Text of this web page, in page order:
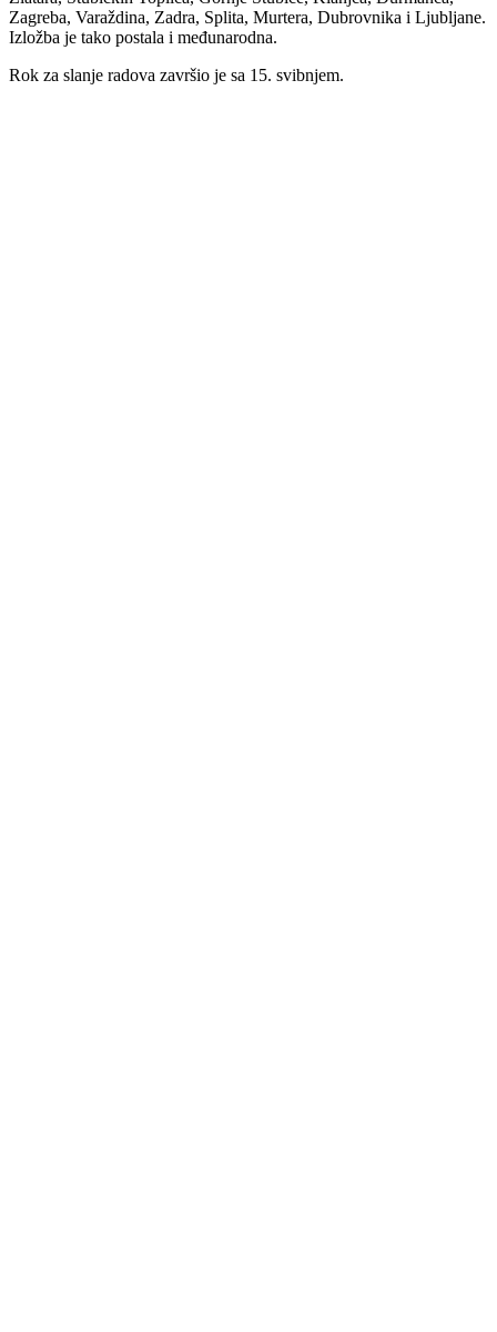
Zagreba, Varaždina, Zadra, Splita, Murtera, Dubrovnika i Ljubljane.
Izložba je tako postala i međunarodna.
Rok za slanje radova završio je sa 15. svibnjem.